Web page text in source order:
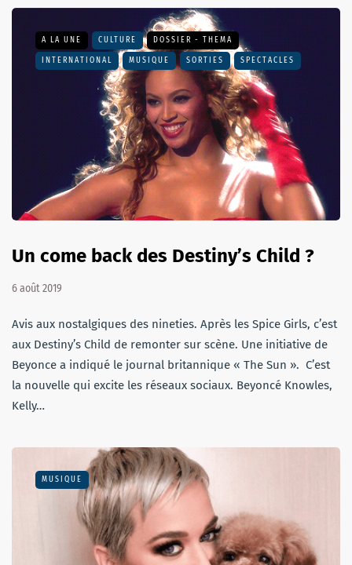
A LA UNE CULTURE DOSSIER - THEMA
INTERNATIONAL MUSIQUE SORTIES SPECTACLES
Un come back des Destiny’s Child ?
6 août 2019
Avis aux nostalgiques des nineties. Après les Spice Girls, c’est
aux Destiny’s Child de remonter sur scène. Une initiative de
Beyonce a indiqué le journal britannique « The Sun ». C’est
la nouvelle qui excite les réseaux sociaux. Beyoncé Knowles,
Kelly…
MUSIQUE